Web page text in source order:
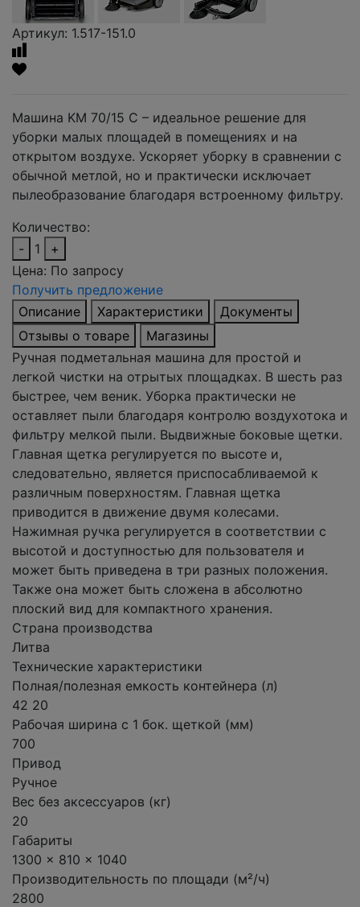
Артикул: 1.517-151.0
Машина KM 70/15 C – идеальное решение для
уборки малых площадей в помещениях и на
открытом воздухе. Ускоряет уборку в сравнении с
обычной метлой, но и практически исключает
пылеобразование благодаря встроенному фильтру.
Количество:
-
1
+
Цена: По запросу
Получить предложение
Описание
Характеристики
Документы
Отзывы о товаре
Магазины
Ручная подметальная машина для простой и
легкой чистки на отрытых площадках. В шесть раз
быстрее, чем веник. Уборка практически не
оставляет пыли благодаря контролю воздухотока и
фильтру мелкой пыли. Выдвижные боковые щетки.
Главная щетка регулируется по высоте и,
следовательно, является приспосабливаемой к
различным поверхностям. Главная щетка
приводится в движение двумя колесами.
Нажимная ручка регулируется в соответствии с
высотой и доступностью для пользователя и
может быть приведена в три разных положения.
Также она может быть сложена в абсолютно
плоский вид для компактного хранения.
Страна производства
Литва
Технические характеристики
Полная/полезная емкость контейнера (л)
42 20
Рабочая ширина с 1 бок. щеткой (мм)
700
Привод
Ручное
Вес без аксессуаров (кг)
20
Габариты
1300 x 810 x 1040
Производительность по площади (м²/ч)
2800